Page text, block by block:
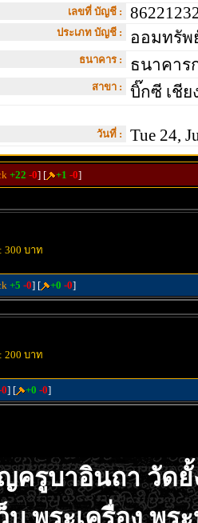
เลขที่ บัญชี :
ประเภท บัญชี : ออมทรัพ
ธนาคาร : ธนาคาร
สาขา : บิ๊กซี เชีย
วันที่ : Tue 24,
+22 -0] [ +1 -0]
: 300 บาท
+5 -0] [ +0 -0]
: 200 บาท
] [ +0 -0]
ครูบาอินถา วัด